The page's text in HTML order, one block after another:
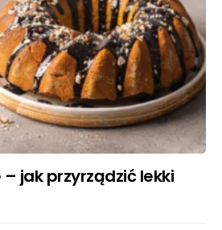
jak przyrządzić lekki